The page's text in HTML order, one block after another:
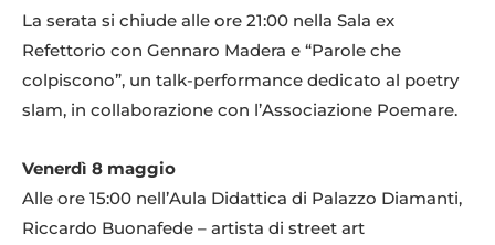
La serata si chiude alle ore 21:00 nella Sala ex
Refettorio con Gennaro Madera e “Parole che
colpiscono”, un talk-performance dedicato al poetry
slam, in collaborazione con l’Associazione Poemare.
Venerdì 8 maggio
Alle ore 15:00 nell’Aula Didattica di Palazzo Diamanti,
Riccardo Buonafede – artista di street art